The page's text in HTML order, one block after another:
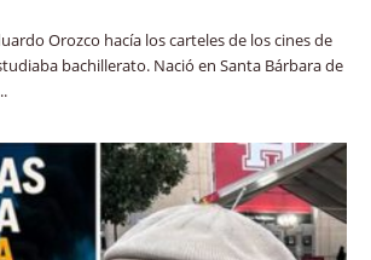
Orozco hacía los carteles de los cines de
bachillerato. Nació en Santa Bárbara de